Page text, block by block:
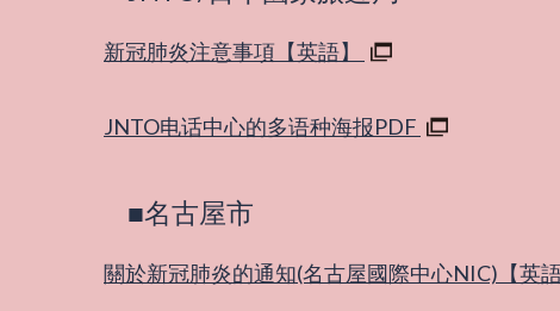
新冠肺炎注意事項【英語】
JNTO电话中心的多语种海报PDF
■名古屋市
關於新冠肺炎的通知(名古屋國際中心NIC)【英語